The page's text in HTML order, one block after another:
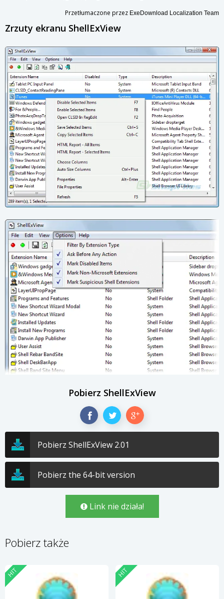
Przetłumaczone przez ExeDownload Localization Team
Zrzuty ekranu ShellExView
Pobierz ShellExView
Pobierz ShellExView 2.01
Pobierz the 64-bit version
Link nie działa!
Pobierz także
HIT HIT